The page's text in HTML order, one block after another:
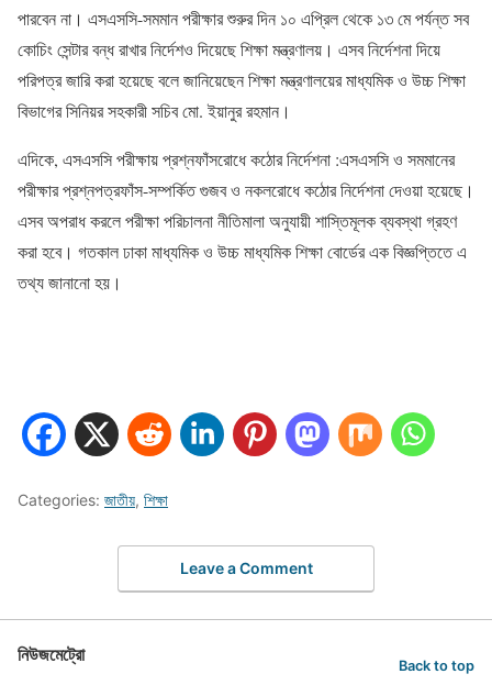
পারবেন না। এসএসসি-সমমান পরীক্ষার শুরুর দিন ১০ এপ্রিল থেকে ১৩ মে পর্যন্ত সব
কোচিং সেন্টার বন্ধ রাখার নির্দেশও দিয়েছে শিক্ষা মন্ত্রণালয়। এসব নির্দেশনা দিয়ে
পরিপত্র জারি করা হয়েছে বলে জানিয়েছেন শিক্ষা মন্ত্রণালয়ের মাধ্যমিক ও উচ্চ শিক্ষা
বিভাগের সিনিয়র সহকারী সচিব মো. ইয়ানুর রহমান।
এদিকে, এসএসসি পরীক্ষায় প্রশ্নফাঁসরোধে কঠোর নির্দেশনা :এসএসসি ও সমমানের
পরীক্ষার প্রশ্নপত্রফাঁস-সম্পর্কিত গুজব ও নকলরোধে কঠোর নির্দেশনা দেওয়া হয়েছে।
এসব অপরাধ করলে পরীক্ষা পরিচালনা নীতিমালা অনুযায়ী শাস্তিমূলক ব্যবস্থা গ্রহণ
করা হবে। গতকাল ঢাকা মাধ্যমিক ও উচ্চ মাধ্যমিক শিক্ষা বোর্ডের এক বিজ্ঞপ্তিতে এ
তথ্য জানানো হয়।
Categories: জাতীয়, শিক্ষা
Leave a Comment
নিউজমেট্রো Back to top